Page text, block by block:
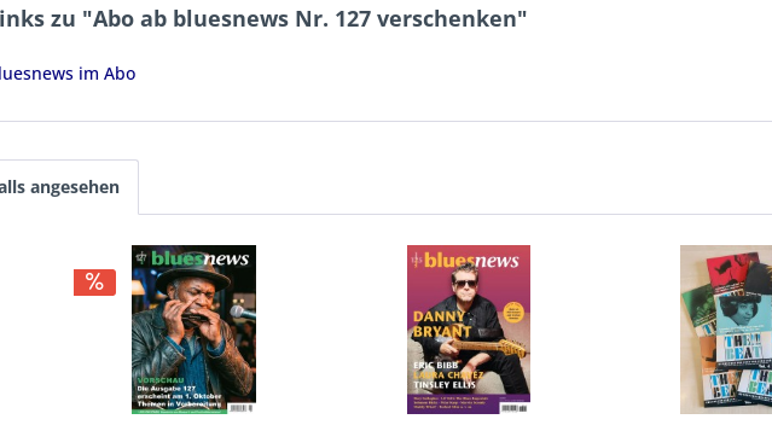
zu "Abo ab bluesnews Nr. 127 verschenken"
im Abo
angesehen